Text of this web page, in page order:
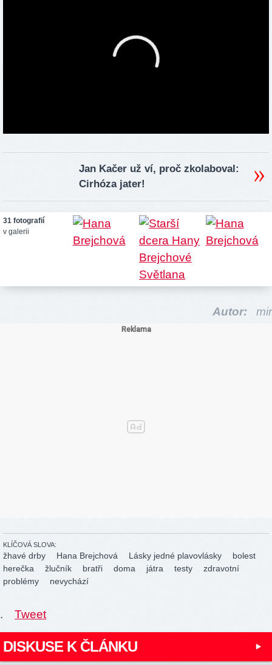
Jan Kačer už ví, proč zkolaboval:
Cirhóza jater!
31 fotografií
v galerii
Autor: mir
KLÍČOVÁ SLOVA:
žhavé drby Hana Brejchová Lásky jedné plavovlásky
bolest
herečka
žlučník bratři doma játra testy
zdravotní
problémy
nevychází
. Tweet
DISKUSE K ČLÁNKU